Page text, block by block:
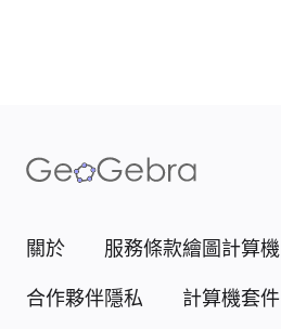
關於
合作夥伴
服務條款
隱私
繪圖計算機
計算機套件